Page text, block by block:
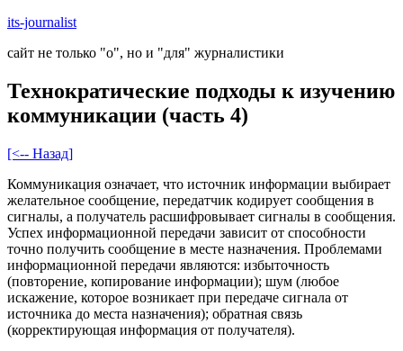
Skip
content
its-journalist
сайт не только "о", но и "для" журналистики
Технократические подходы к изучению
коммуникации (часть 4)
[<-- Назад]
Коммуникация означает, что источник информации выбирает
желательное сообщение, передатчик кодирует сообщения в
сигналы, а получатель расшифровывает сигналы в сообщения.
Успех информационной передачи зависит от способности
точно получить сообщение в месте назначения. Проблемами
информационной передачи являются: избыточность
(повторение, копирование информации); шум (любое
искажение, которое возникает при передаче сигнала от
источника до места назначения); обратная связь
(корректирующая информация от получателя).